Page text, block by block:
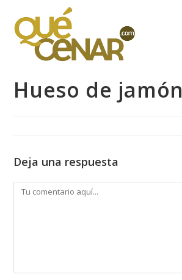
contenido
Hueso de jamón
Deja una respuesta
Comentario